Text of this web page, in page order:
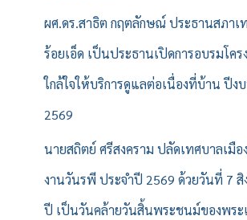
ผศ.ดร.สาธิต กฤตลักษณ์ ประธานสภาเ
ร้อยเอ็ด เป็นประธานเปิดการอบรมโคร
ใกล้ใจให้บริการดูแลต่อเนื่องที่บ้าน ปีง
2569
นายสถิตย์ ศรีสงคราม ปลัดเทศบาลเมือ
งานวันรพี ประจำปี 2569 ด้วยวันที่ 7
ปี เป็นวันคล้ายวันสิ้นพระชนม์ของพระเ